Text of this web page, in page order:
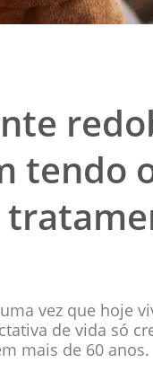
tendo
vez que hoje
de vida só
mais de 60 anos.